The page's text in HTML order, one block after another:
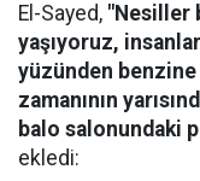
El-Sayed, "Nesiller
yaşıyoruz,
yüzünden
zamanının
balo salonundaki
ekledi: